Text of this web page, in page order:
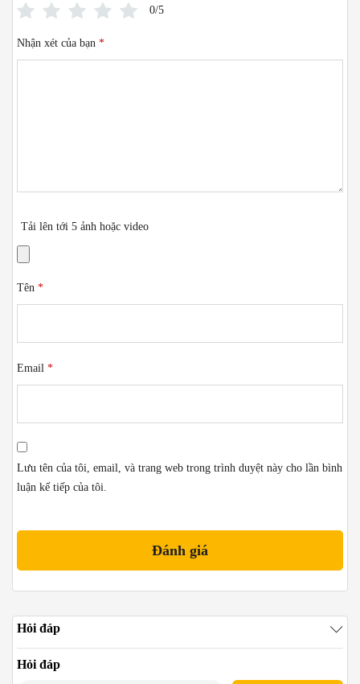
0/5
Nhận xét của bạn *
Tải lên tới 5 ảnh hoặc video
Tên *
Email *
Lưu tên của tôi, email, và trang web trong trình duyệt này cho lần bình
luận kế tiếp của tôi.
Hỏi đáp
Hỏi đáp